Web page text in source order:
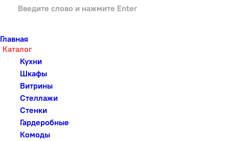
Главная
Каталог
Кухни
Шкафы
Витрины
Стеллажи
Стенки
Гардеробные
Комоды